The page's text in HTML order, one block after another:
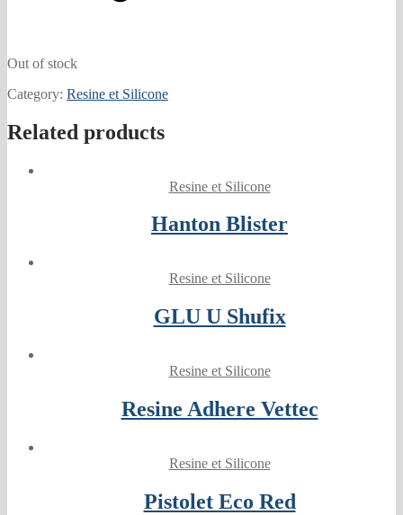
Out of stock
Category: Resine et Silicone
Related products
Resine et Silicone
Hanton Blister
Resine et Silicone
GLU U Shufix
Resine et Silicone
Resine Adhere Vettec
Resine et Silicone
Pistolet Eco Red